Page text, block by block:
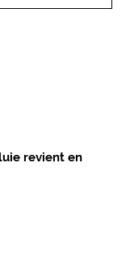
revient en